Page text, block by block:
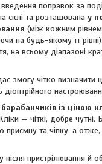
поправок за
склі та розташована у
(між кожним рівнем
на будь-якому її
на всьому діапазоні
змогу чітко
із ціною
— чіткі, добре чутні.
приємну та чіпку, а
пристрілювання й